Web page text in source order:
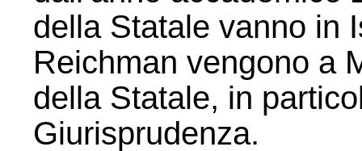
della Statale vanno in
Reichman vengono a
della Statale, in
Giurisprudenza.